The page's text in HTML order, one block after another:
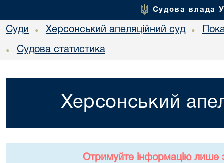
Судова влада
Суди • Херсонський апеляційний суд •
• Судова статистика
Херсонський
Отримуйте інформацію лише